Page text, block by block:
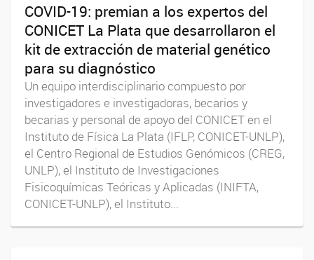
COVID-19: premian a los expertos del
CONICET La Plata que desarrollaron el
kit de extracción de material genético
para su diagnóstico
Un equipo interdisciplinario compuesto por
investigadores e investigadoras, becarios y
becarias y personal de apoyo del CONICET en el
Instituto de Física La Plata (IFLP, CONICET-UNLP),
el Centro Regional de Estudios Genómicos (CREG,
UNLP), el Instituto de Investigaciones
Fisicoquímicas Teóricas y Aplicadas (INIFTA,
CONICET-UNLP), el Instituto...